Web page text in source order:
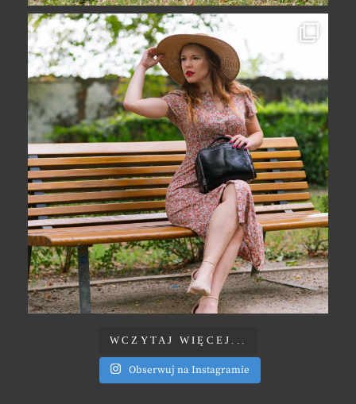
WCZYTAJ WIĘCEJ...
Obserwuj na Instagramie